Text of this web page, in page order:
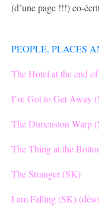
(d’une page !!!) co-
PEOPLE, PLACES
The Hotel at the end
I’ve Got to Get Away
The Dimension Warp
The Thing at the
The Stranger (SK)
I am Falling (SK)